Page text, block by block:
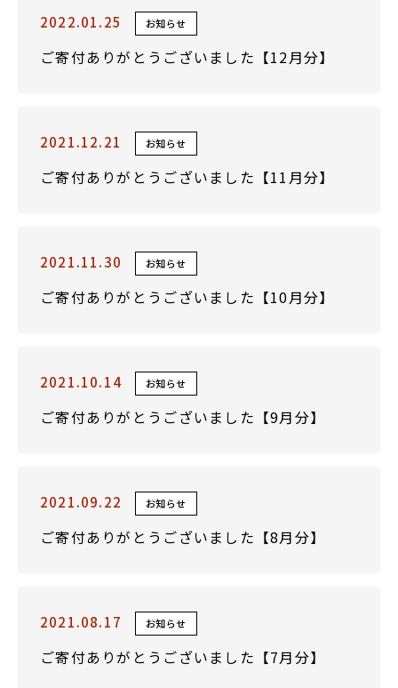
2022.01.25 お知らせ
ご寄付ありがとうございました【12月分】
2021.12.21 お知らせ
ご寄付ありがとうございました【11月分】
2021.11.30 お知らせ
ご寄付ありがとうございました【10月分】
2021.10.14 お知らせ
ご寄付ありがとうございました【9月分】
2021.09.22 お知らせ
ご寄付ありがとうございました【8月分】
2021.08.17 お知らせ
ご寄付ありがとうございました【7月分】